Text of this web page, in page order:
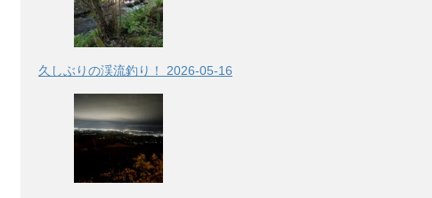
久しぶりの渓流釣り！ 2026-05-16